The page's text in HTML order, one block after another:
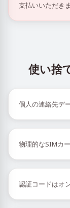
支払いいただきま
使い捨
個人の連絡先デ
物理的なSIMカ
認証コードはオ